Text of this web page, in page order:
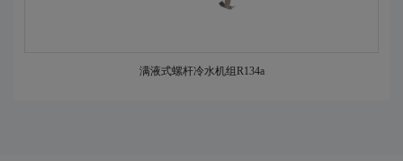
满液式螺杆冷水机组R134a